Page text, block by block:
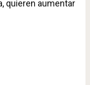
quieren aumentar